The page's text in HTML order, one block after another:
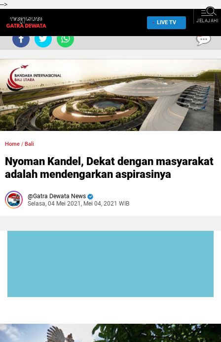
-->
LIVE TV JELAJAHI
Home / Bali
Nyoman Kandel, Dekat dengan masyarakat
adalah mendengarkan aspirasinya
Gatra Dewata News
Selasa, 04 Mei 2021, Mei 04, 2021 WIB